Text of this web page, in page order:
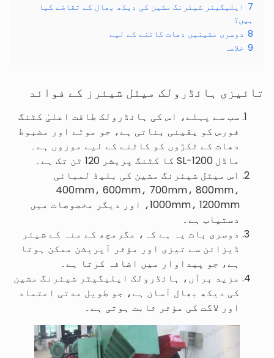
7 ایلیگیٹر شیئرنگ مشین کی دیکھ بھال کے تقاضے کیا
ہیں؟
8 دوسری مشینیں دھات کاٹنے کے لیے
9 خلاصہ
تائیزی ہائڈرولک میٹل شیئرز کے فوائد
سب سے پہلے، اس کی ہائڈرولک طاقت اعلیٰ کٹنگ
فورس کو یقینی بناتی ہے، جو موٹے اور مضبوط
دھات کے ٹکڑوں کو کاٹنے کے لیے موزوں ہے۔
ماڈل SL-1200 کا کٹنگ پریشر 120 ٹن تک ہے۔
اس میٹل شیئرنگ مشین کی بلیڈ لمبائی
400mm، 600mm، 700mm، 800mm،
1000mm، 1200mm، اور دیگر مخصوصات میں
دستیاب ہے۔
دوسری بات یہ ہے کہ، مگرمچھ کے منہ کے شیئر
ڈیزائن سے تیزی اور مؤثر آپریشن ممکن ہوتا
ہے، جو پیداوار میں اضافہ کرتا ہے۔
مزید برآں، ہائڈرولک ایلیگیٹر شیئرنگ مشین
کی دیکھ بھال آسان ہے، جو طویل مدتی اعتماد
اور لاگت کی مؤثر ثابت ہوتی ہے۔